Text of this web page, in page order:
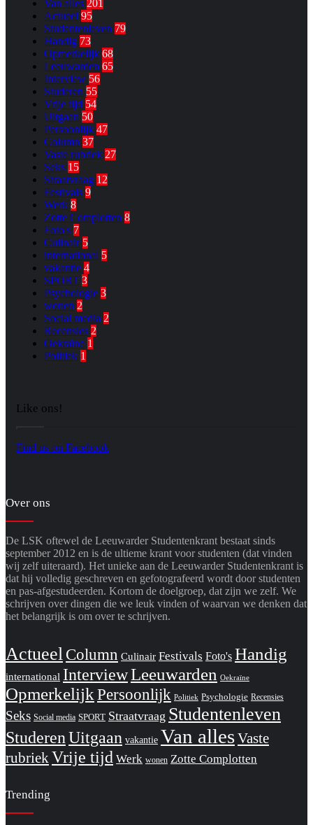
Van alles 201
Actueel 95
Studentenleven 79
Handig 73
Opmerkelijk 68
Leeuwarden 65
Interview 56
Studeren 55
Vrije tijd 54
Uitgaan 50
Persoonlijk 47
Column 37
Vaste rubriek 27
Seks 15
Straatvraag 12
Festivals 9
Werk 8
Zotte Complotten 8
Foto's 7
Culinair 5
international 5
vakantie 4
SPORT 3
Psychologie 3
wonen 2
Social media 2
Recensies 2
Oekraïne 1
Politiek 1
Like ons!
Find us on Facebook
Over ons
De LSK oftewel de Leeuwarder Studentenkrant bestaat sinds
september 2012 en is de ultieme krant voor studenten (dat vinden
wij zelf uiteraard). Het unieke aan de Leeuwarder Studentenkrant is
dat hij volledig geschreven en gefotografeerd wordt door studenten
en pas-afgestudeerden. Kortom de doelgroep, dat zijn we zelf. We
schrijven over dingen die we leuk vinden of waarvan we denken dat
het belangrijk is om over te schrijven.
Actueel Column Culinair Festivals Foto's Handig
international InterviewLeeuwarden Oekraïne
OpmerkelijkPersoonlijk Politiek Psychologie Recensies
Seks Social media SPORT Straatvraag Studentenleven
StuderenUitgaan vakantie Van allesVaste
rubriekVrije tijd Werk wonen Zotte Complotten
Trending